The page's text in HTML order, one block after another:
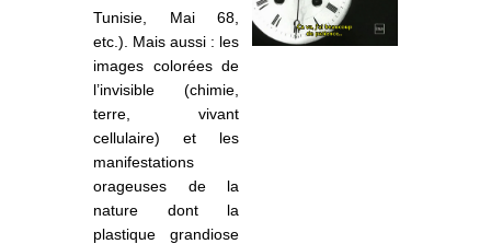
Tunisie, Mai 68,
etc.). Mais aussi : les
images colorées de
l’invisible (chimie,
terre, vivant
cellulaire) et les
manifestations
orageuses de la
nature dont la
plastique grandiose